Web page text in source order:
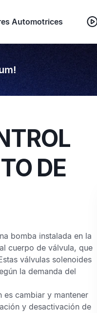
Automotrices
DE
bomba instalada en la
cuerpo de válvula, que
válvulas solenoides
la demanda del
es cambiar y mantener
y desactivación de